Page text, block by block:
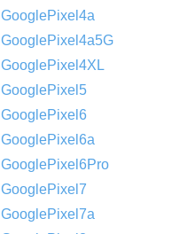
GooglePixel4a
GooglePixel4a5G
GooglePixel4XL
GooglePixel5
GooglePixel6
GooglePixel6a
GooglePixel6Pro
GooglePixel7
GooglePixel7a